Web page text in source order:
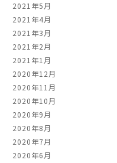
2021年5月
2021年4月
2021年3月
2021年2月
2021年1月
2020年12月
2020年11月
2020年10月
2020年9月
2020年8月
2020年7月
2020年6月